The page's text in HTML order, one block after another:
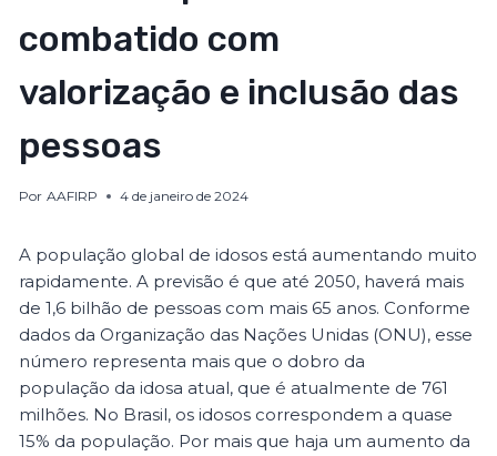
combatido com
valorização e inclusão das
pessoas
Por AAFIRP 4 de janeiro de 2024
A população global de idosos está aumentando muito
rapidamente. A previsão é que até 2050, haverá mais
de 1,6 bilhão de pessoas com mais 65 anos. Conforme
dados da Organização das Nações Unidas (ONU), esse
número representa mais que o dobro da
população da idosa atual, que é atualmente de 761
milhões. No Brasil, os idosos correspondem a quase
15% da população. Por mais que haja um aumento da